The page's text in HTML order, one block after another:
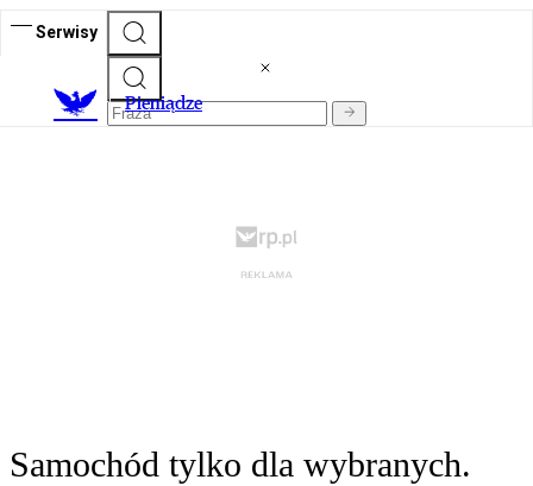
Serwisy
Pieniądze
Samochód tylko dla wybranych.